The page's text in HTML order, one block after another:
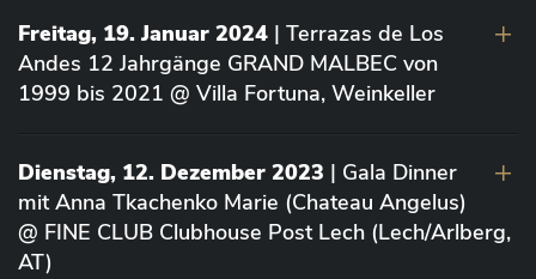
Freitag, 19. Januar 2024 | Terrazas de Los
Andes 12 Jahrgänge GRAND MALBEC von
1999 bis 2021 @ Villa Fortuna, Weinkeller
Dienstag, 12. Dezember 2023 | Gala Dinner
mit Anna Tkachenko Marie (Chateau Angelus)
@ FINE CLUB Clubhouse Post Lech (Lech/Arlberg,
AT)